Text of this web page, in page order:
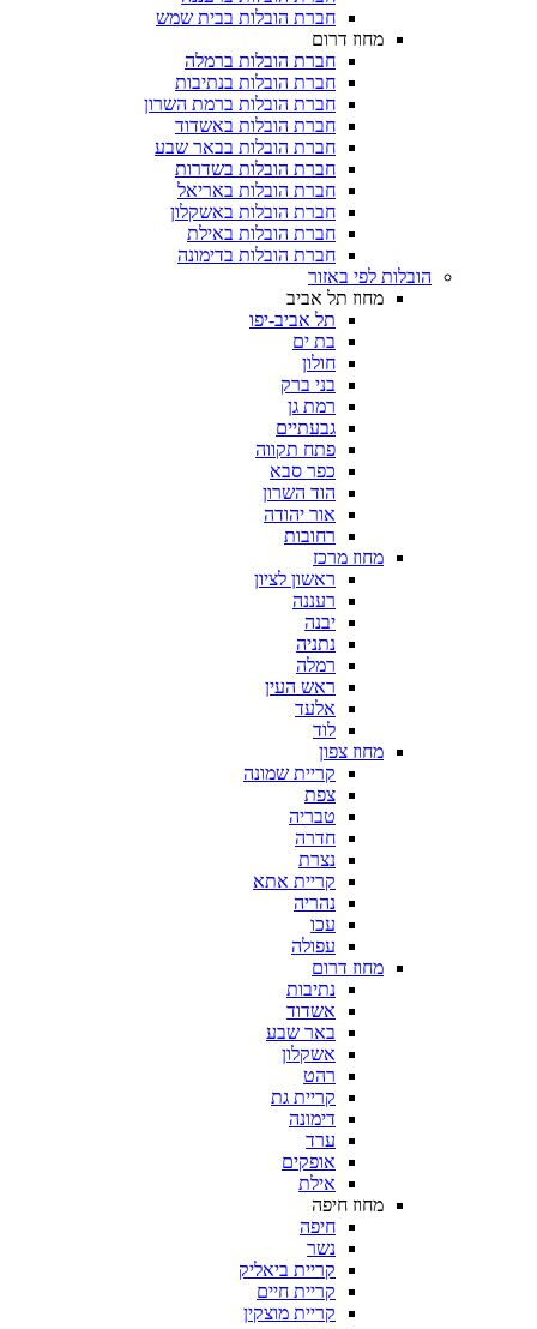
חברת הובלות בבית שמש
מחוז דרום
חברת הובלות ברמלה
חברת הובלות בנתיבות
חברת הובלות ברמת השרון
חברת הובלות באשדוד
חברת הובלות בבאר שבע
חברת הובלות בשדרות
חברת הובלות באריאל
חברת הובלות באשקלון
חברת הובלות באילת
חברת הובלות בדימונה
הובלות לפי באזור
מחוז תל אביב
תל אביב-יפו
בת ים
חולון
בני ברק
רמת גן
גבעתיים
פתח תקווה
כפר סבא
הוד השרון
אור יהודה
רחובות
מחוז מרכז
ראשון לציון
רעננה
יבנה
נתניה
רמלה
ראש העין
אלעד
לוד
מחוז צפון
קריית שמונה
צפת
טבריה
חדרה
נצרת
קריית אתא
נהריה
עכו
עפולה
מחוז דרום
נתיבות
אשדוד
באר שבע
אשקלון
רהט
קריית גת
דימונה
ערד
אופקים
אילת
מחוז חיפה
חיפה
נשר
קריית ביאליק
קריית חיים
קריית מוצקין